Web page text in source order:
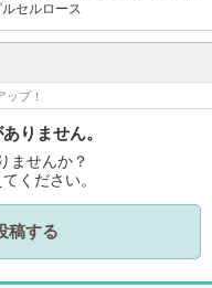
セルロース
プ！
りません。
ませんか？
ください。
稿する